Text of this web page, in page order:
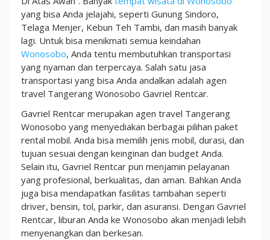
Minum!
yang bisa Anda jelajahi, seperti Gunung Sindoro,
Telaga Menjer, Kebun Teh Tambi, dan masih banyak
lagi. Untuk bisa menikmati semua keindahan
Wonosobo, Anda tentu membutuhkan transportasi
yang nyaman dan terpercaya. Salah satu jasa
transportasi yang bisa Anda andalkan adalah agen
travel Tangerang Wonosobo Gavriel Rentcar.
Gavriel Rentcar merupakan agen travel Tangerang
Wonosobo yang menyediakan berbagai pilihan paket
rental mobil. Anda bisa memilih jenis mobil, durasi, dan
tujuan sesuai dengan keinginan dan budget Anda.
Selain itu, Gavriel Rentcar pun menjamin pelayanan
yang profesional, berkualitas, dan aman. Bahkan Anda
juga bisa mendapatkan fasilitas tambahan seperti
driver, bensin, tol, parkir, dan asuransi. Dengan Gavriel
Rentcar, liburan Anda ke Wonosobo akan menjadi lebih
menyenangkan dan berkesan.